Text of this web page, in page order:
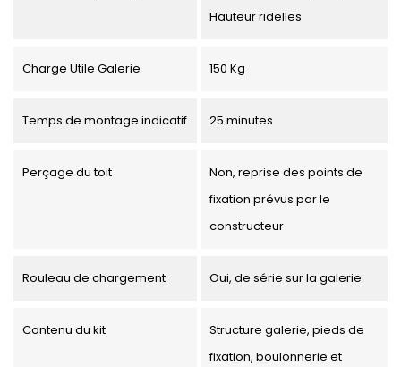
Hauteur ridelles
Charge Utile Galerie 150 Kg
Temps de montage indicatif 25 minutes
Perçage du toit
Non, reprise des points de
fixation prévus par le
constructeur
Rouleau de chargement Oui, de série sur la galerie
Contenu du kit
Structure galerie, pieds de
fixation, boulonnerie et